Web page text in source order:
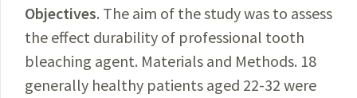
Objectives. The aim of the study was to assess
the effect durability of professional tooth
bleaching agent. Materials and Methods. 18
generally healthy patients aged 22-32 were